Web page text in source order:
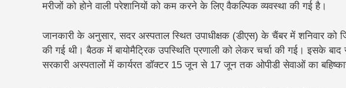
मरीजों को होने वाली परेशानियों को कम करने के लिए वैकल्पिक व्यवस्था की गई है।
जानकारी के अनुसार, सदर अस्पताल स्थित उपाधीक्षक (डीएस) के चैंबर में शनिवार को
की गई थी। बैठक में बायोमैट्रिक उपस्थिति प्रणाली को लेकर चर्चा की गई। इसके बाद
सरकारी अस्पतालों में कार्यरत डॉक्टर 15 जून से 17 जून तक ओपीडी सेवाओं का